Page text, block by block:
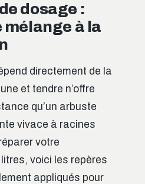
dosage :
à la
directement de la
et tendre n’offre
qu’un arbuste
vivace à racines
votre
voici les repères
appliqués pour